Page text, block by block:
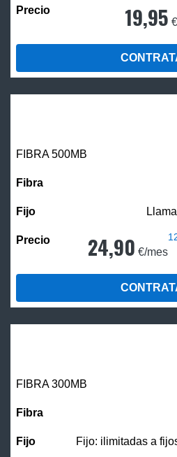
19,95
FIBRA500MB
24,90 €/mes
FIBRA 300MB
Fijo: ilimitadas a